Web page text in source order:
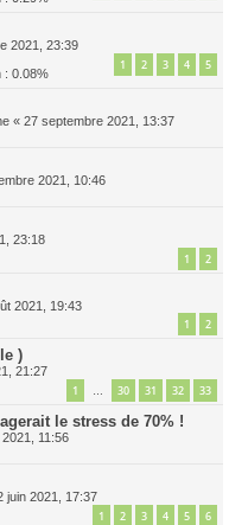
2021, 23:39
1 2 3 4 5
: 0.08%
« 27 septembre 2021, 13:37
2021, 10:46
23:18
1 2
2021, 19:43
1 2
)
21:27
1 … 30 31 32 33
le stress de 70% !
2021, 11:56
juin 2021, 17:37
1 2 3 4 5 6